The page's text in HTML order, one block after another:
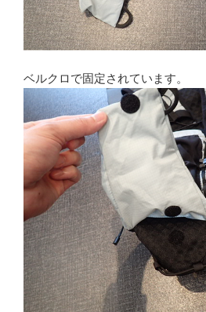
ベルクロで固定されています。